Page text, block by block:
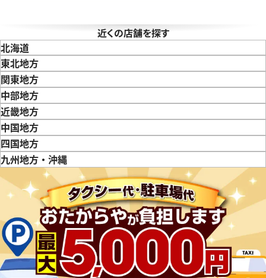
近くの店舗を探す
北海道
東北地方
青森県岩手県
関東地方
東京都神奈川県
中部地方
新潟県富山県
近畿地方
三重県滋賀県
中国地方
鳥取県島根県
四国地方
徳島県香川県愛媛県
九州地方・沖縄
福岡県
佐賀県 長崎県 熊本県大分県宮崎県鹿児島県